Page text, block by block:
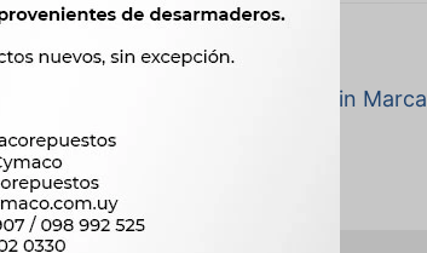
Ver mas productos de la marca Sin Marca